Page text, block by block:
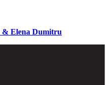
Elena Dumitru